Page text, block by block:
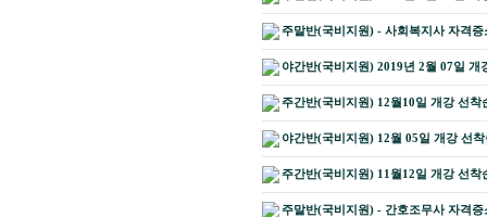
주말반(국비지원) - 사회복지사 자격
야간반(국비지원) 2019년 2월 07일 개
주간반(국비지원) 12월10일 개강 선착
야간반(국비지원) 12월 05일 개강 선
주간반(국비지원) 11월12일 개강 선착
주말반(국비지원) - 간호조무사 자격